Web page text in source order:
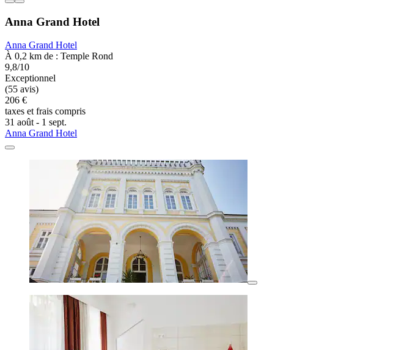
Anna Grand Hotel
Anna Grand Hotel
À 0,2 km de : Temple Rond
9,8/10
Exceptionnel
(55 avis)
206 €
taxes et frais compris
31 août - 1 sept.
Anna Grand Hotel